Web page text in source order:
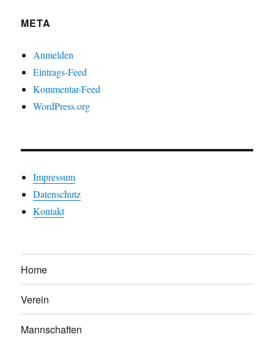
META
Anmelden
Eintrags-Feed
Kommentar-Feed
WordPress.org
Impressum
Datenschutz
Kontakt
Home
Verein
Mannschaften